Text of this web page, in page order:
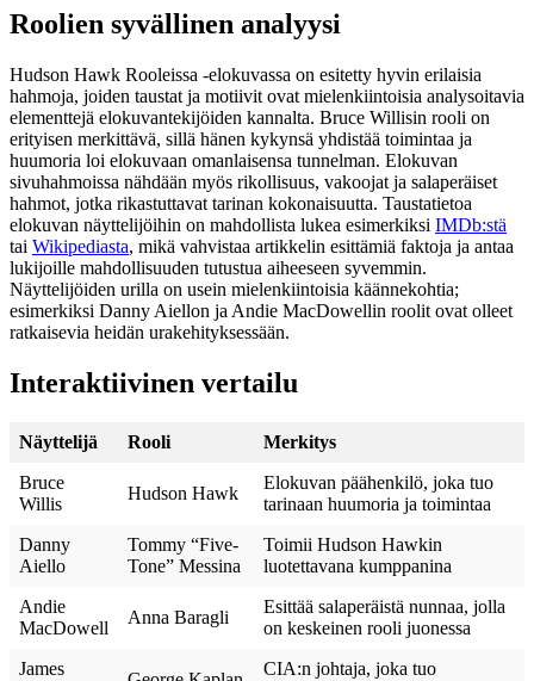
Roolien syvällinen analyysi
Hudson Hawk Rooleissa -elokuvassa on esitetty hyvin erilaisia
hahmoja, joiden taustat ja motiivit ovat mielenkiintoisia analysoitavia
elementtejä elokuvantekijöiden kannalta. Bruce Willisin rooli on
erityisen merkittävä, sillä hänen kykynsä yhdistää toimintaa ja
huumoria loi elokuvaan omanlaisensa tunnelman. Elokuvan
sivuhahmoissa nähdään myös rikollisuus, vakoojat ja salaperäiset
hahmot, jotka rikastuttavat tarinan kokonaisuutta. Taustatietoa
elokuvan näyttelijöihin on mahdollista lukea esimerkiksi IMDb:stä
tai Wikipediasta, mikä vahvistaa artikkelin esittämiä faktoja ja antaa
lukijoille mahdollisuuden tutustua aiheeseen syvemmin.
Näyttelijöiden urilla on usein mielenkiintoisia käännekohtia;
esimerkiksi Danny Aiellon ja Andie MacDowellin roolit ovat olleet
ratkaisevia heidän urakehityksessään.
Interaktiivinen vertailu
Näyttelijä Rooli
Merkitys
Bruce
Willis
Hudson Hawk
Elokuvan päähenkilö, joka tuo
tarinaan huumoria ja toimintaa
Danny
Aiello
Tommy “Five-
Tone” Messina
Toimii Hudson Hawkin
luotettavana kumppanina
Andie
MacDowell
Anna Baragli
Esittää salaperäistä nunnaa, jolla
on keskeinen rooli juonessa
James
CIA:n johtaja, joka tuo